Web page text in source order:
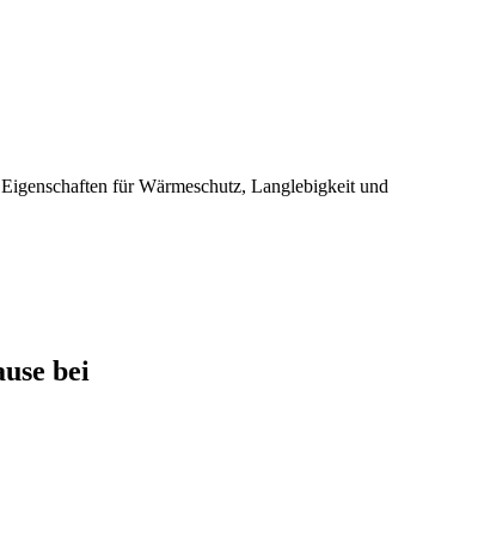
für Wärmeschutz, Langlebigkeit und
bei